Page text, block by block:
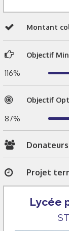
Montant
Objectif
116%
Objectif
87%
Donateurs
Projet
Lycée